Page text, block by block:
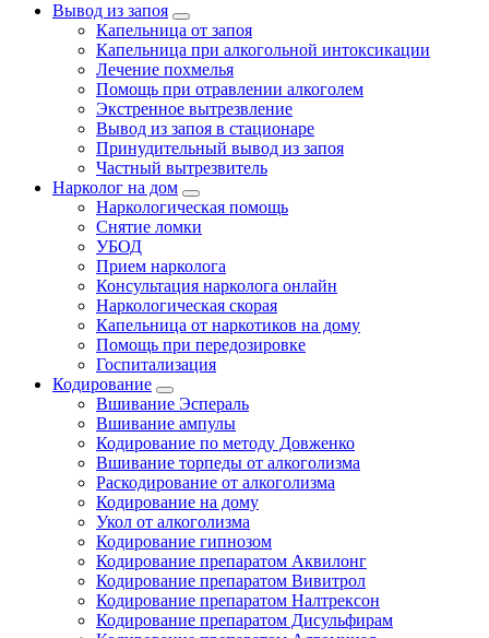
Вывод из запоя
Капельница от запоя
Капельница при алкогольной интоксикации
Лечение похмелья
Помощь при отравлении алкоголем
Экстренное вытрезвление
Вывод из запоя в стационаре
Принудительный вывод из запоя
Частный вытрезвитель
Нарколог на дом
Наркологическая помощь
Снятие ломки
УБОД
Прием нарколога
Консультация нарколога онлайн
Наркологическая скорая
Капельница от наркотиков на дому
Помощь при передозировке
Госпитализация
Кодирование
Вшивание Эспераль
Вшивание ампулы
Кодирование по методу Довженко
Вшивание торпеды от алкоголизма
Раскодирование от алкоголизма
Кодирование на дому
Укол от алкоголизма
Кодирование гипнозом
Кодирование препаратом Аквилонг
Кодирование препаратом Вивитрол
Кодирование препаратом Налтрексон
Кодирование препаратом Дисульфирам